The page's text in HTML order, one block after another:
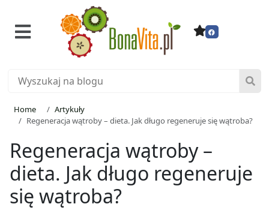
Home
Artykuły
Regeneracja wątroby – dieta. Jak długo regeneruje się wątroba?
Regeneracja wątroby –
dieta. Jak długo regeneruje
się wątroba?